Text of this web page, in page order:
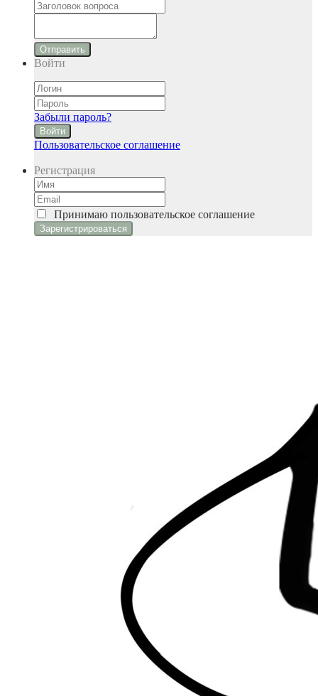
Отправить
Войти
Забыли пароль?
Войти
Пользовательское соглашение
Регистрация
Принимаю пользовательское соглашение